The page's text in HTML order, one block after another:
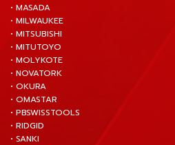
• MASADA
• MILWAUKEE
• MITSUBISHI
• MITUTOYO
• MOLYKOTE
• NOVATORK
• OKURA
• OMASTAR
• PBSWISSTOOLS
• RIDGID
• SANKI